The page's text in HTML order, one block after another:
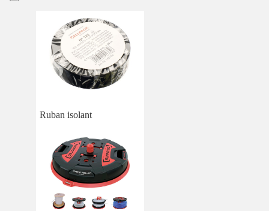
Ruban isolant